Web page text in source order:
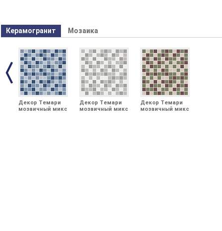
Керамогранит Мозаика
Декор Темари
мозаичный микс
Декор Темари
мозаичный микс
Декор Темари
мозаичный микс